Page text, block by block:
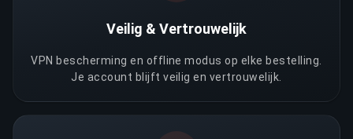
Veilig & Vertrouwelijk
VPN bescherming en offline modus op elke bestelling.
Je account blijft veilig en vertrouwelijk.